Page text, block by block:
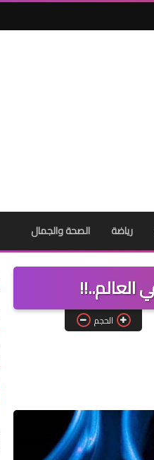
رياضة الصحة والجمال
الحجم